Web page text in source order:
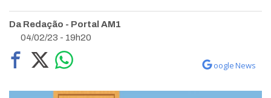
Da Redação - Portal AM1
04/02/23 - 19h20
oogle News